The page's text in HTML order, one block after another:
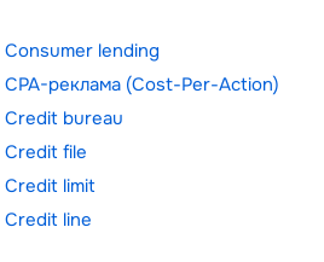
Consumer lending
CPA-реклама (Cost-Per-Action)
Credit bureau
Credit file
Credit limit
Credit line